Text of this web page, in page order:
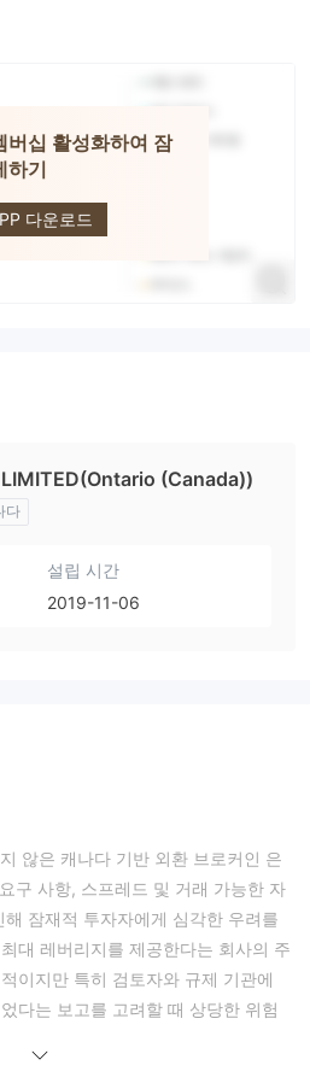
버십 활성화하여 잠
하기
다운로드
MegaFX
(Canada))
다
설립 시간
2019-11-06
않은 캐나다 기반 외환 브로커인 은
구 사항, 스프레드 및 거래 가능한 자
잠재적 투자자에게 심각한 우려를
대 레버리지를 제공한다는 회사의 주
이지만 특히 검토자와 규제 기관에
다는 보고를 고려할 때 상당한 위험